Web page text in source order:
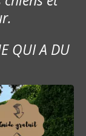
QUI A DU